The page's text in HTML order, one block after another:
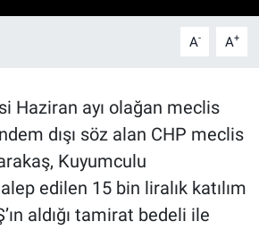
A- A+
Haziran ayı olağan meclis
dışı söz alan CHP meclis
Kuyumculu
edilen 15 bin liralık katılım
aldığı tamirat bedeli ile